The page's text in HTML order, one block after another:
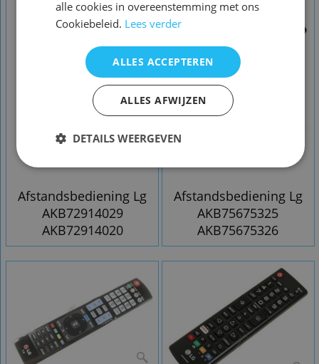
Afstandsbediening Lg
AKB72914029
AKB72914020
Afstandsbediening Lg
AKB75675325
AKB75675326
alle cookies in overeenstemming met ons
Cookiebeleid. Lees verder
ALLES ACCEPTEREN
ALLES AFWIJZEN
DETAILS WEERGEVEN